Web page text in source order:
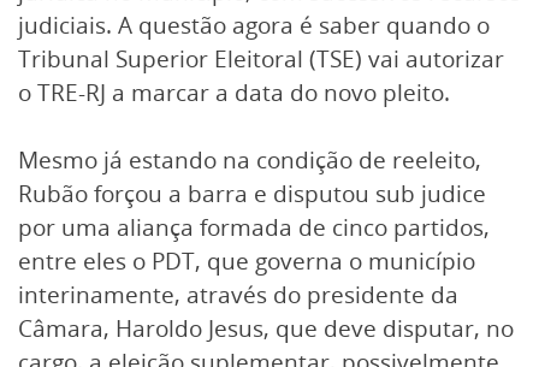
judiciais. A questão agora é saber quando o
Tribunal Superior Eleitoral (TSE) vai autorizar
o TRE-RJ a marcar a data do novo pleito.
Mesmo já estando na condição de reeleito,
Rubão forçou a barra e disputou sub judice
por uma aliança formada de cinco partidos,
entre eles o PDT, que governa o município
interinamente, através do presidente da
Câmara, Haroldo Jesus, que deve disputar, no